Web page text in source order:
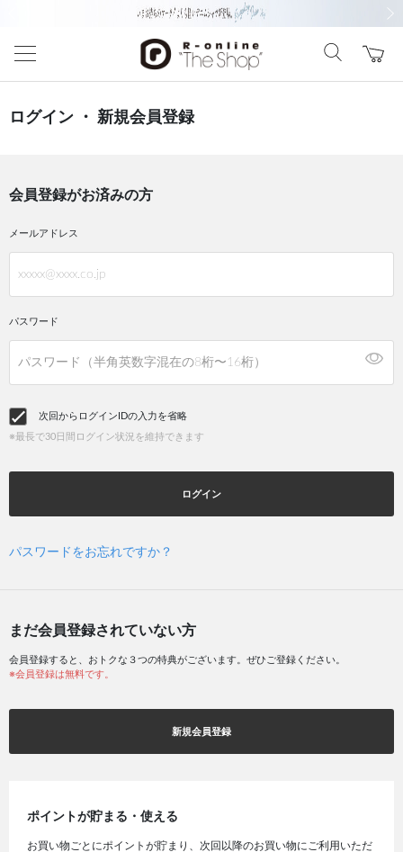
ログイン ・ 新規会員登録
会員登録がお済みの方
メールアドレス
パスワード
次回からログインIDの入力を省略
※最長で30日間ログイン状況を維持できます
ログイン
パスワードをお忘れですか？
まだ会員登録されていない方
会員登録すると、おトクな３つの特典がございます。ぜひご登録ください。
※会員登録は無料です。
新規会員登録
ポイントが貯まる・使える
お買い物ごとにポイントが貯まり、次回以降のお買い物にご利用いただ